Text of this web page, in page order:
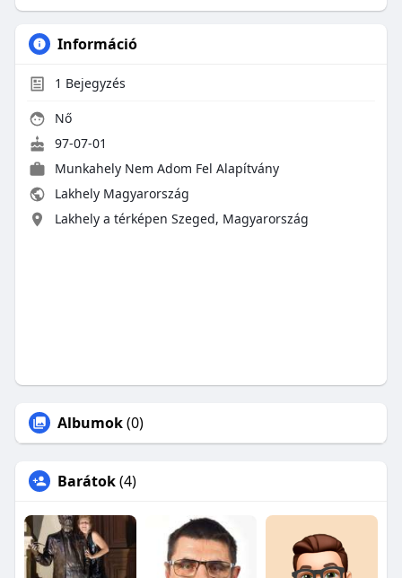
Információ
1 Bejegyzés
Nő
97-07-01
Munkahely Nem Adom Fel Alapítvány
Lakhely Magyarország
Lakhely a térképen Szeged, Magyarország
Albumok(0)
Barátok(4)